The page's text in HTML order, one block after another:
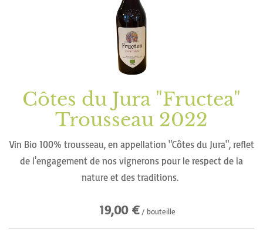
Passer
de
Côtes du Jura "Fructea"
Trousseau 2022
Vin Bio 100% trousseau, en appellation "Côtes du Jura", reflet
de l'engagement de nos vignerons pour le respect de la
nature et des traditions.
19,00 € / bouteille